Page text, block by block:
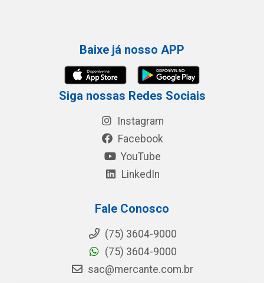
Baixe já nosso APP
Siga nossas Redes Sociais
Instagram
Facebook
YouTube
LinkedIn
Fale Conosco
(75) 3604-9000
(75) 3604-9000
sac@mercante.com.br